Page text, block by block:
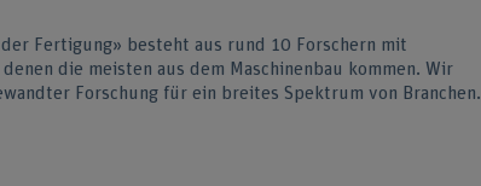
Fertigung» besteht aus rund 10 Forschern mit
die meisten aus dem Maschinenbau kommen. Wir
Forschung für ein breites Spektrum von Branchen.